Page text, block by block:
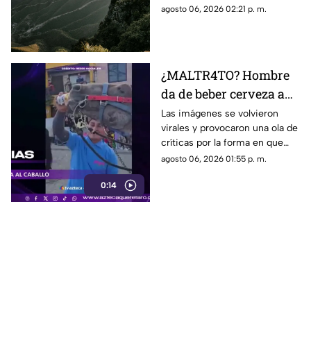
encontrado durante la noche
agosto 06, 2026 02:21 p. m.
0:14
¿MALTR4TO? Hombre
da de beber cerveza a
caballo tras desfile; así
reaccionó el animal
Las imágenes se volvieron
virales y provocaron una ola de
críticas por la forma en que
fue tratado el animal al
agosto 06, 2026 01:55 p. m.